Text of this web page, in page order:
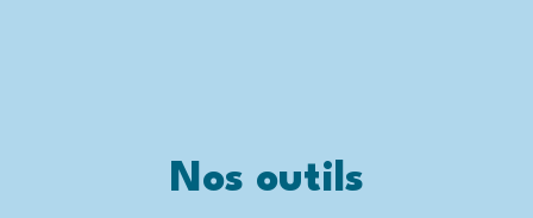
Nos outils